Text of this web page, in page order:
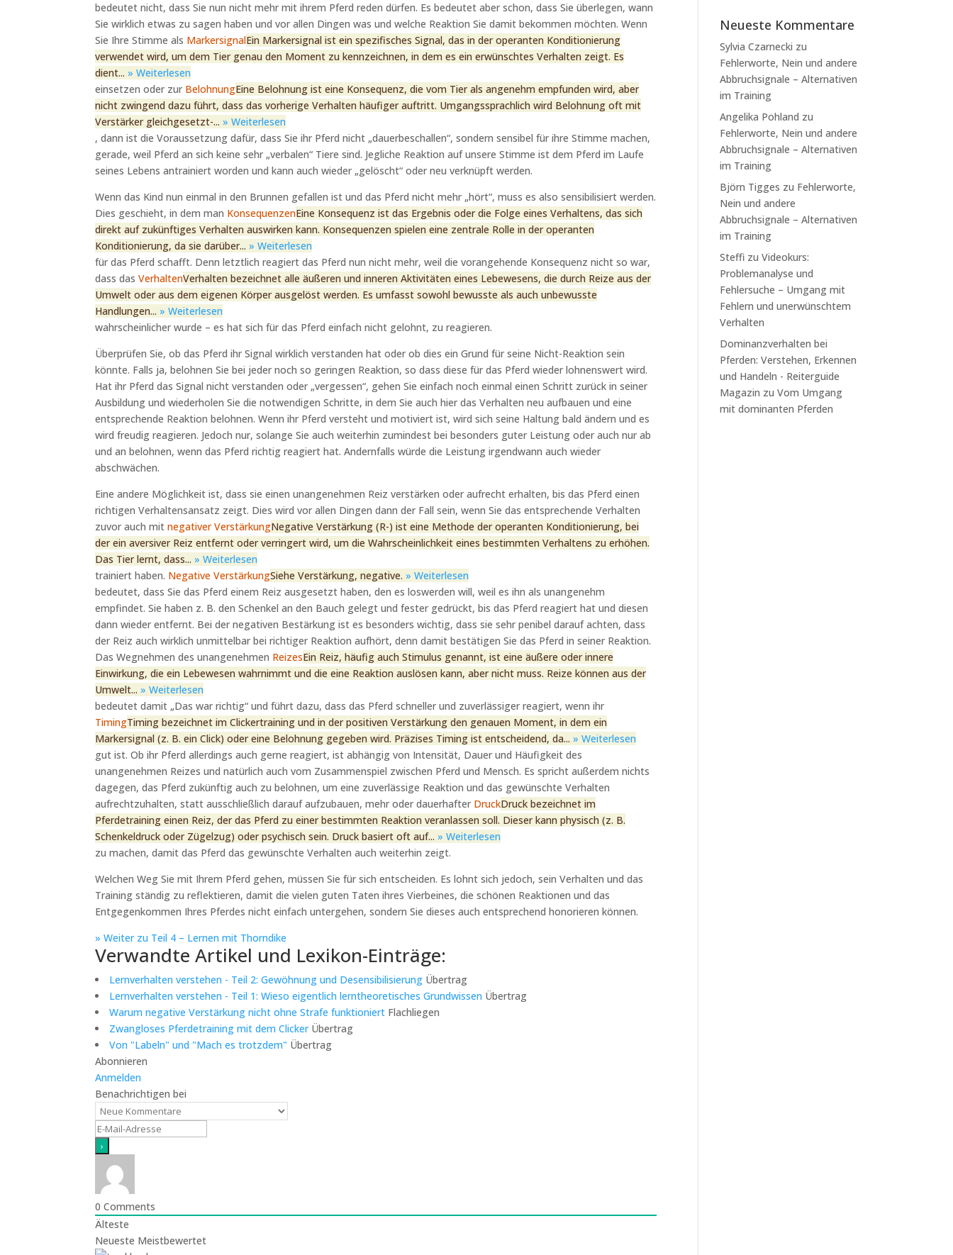
bedeutet nicht, dass Sie nun nicht mehr mit ihrem Pferd reden dürfen. Es bedeutet aber schon, dass Sie überlegen, wann
Sie wirklich etwas zu sagen haben und vor allen Dingen was und welche Reaktion Sie damit bekommen möchten. Wenn
Sie Ihre Stimme als MarkersignalEin Markersignal ist ein spezifisches Signal, das in der operanten Konditionierung
verwendet wird, um dem Tier genau den Moment zu kennzeichnen, in dem es ein erwünschtes Verhalten zeigt. Es
dient...» Weiterlesen
einsetzen oder zur BelohnungEine Belohnung ist eine Konsequenz, die vom Tier als angenehm empfunden wird, aber
nicht zwingend dazu führt, dass das vorherige Verhalten häufiger auftritt. Umgangssprachlich wird Belohnung oft mit
Verstärker gleichgesetzt-...» Weiterlesen
, dann ist die Voraussetzung dafür, dass Sie ihr Pferd nicht „dauerbeschallen“, sondern sensibel für ihre Stimme machen,
gerade, weil Pferd an sich keine sehr „verbalen“ Tiere sind. Jegliche Reaktion auf unsere Stimme ist dem Pferd im Laufe
seines Lebens antrainiert worden und kann auch wieder „gelöscht“ oder neu verknüpft werden.
Wenn das Kind nun einmal in den Brunnen gefallen ist und das Pferd nicht mehr „hört“, muss es also sensibilisiert werden.
Dies geschieht, in dem man KonsequenzenEine Konsequenz ist das Ergebnis oder die Folge eines Verhaltens, das sich
direkt auf zukünftiges Verhalten auswirken kann. Konsequenzen spielen eine zentrale Rolle in der operanten
Konditionierung, da sie darüber...» Weiterlesen
für das Pferd schafft. Denn letztlich reagiert das Pferd nun nicht mehr, weil die vorangehende Konsequenz nicht so war,
dass dasVerhaltenVerhalten bezeichnet alle äußeren und inneren Aktivitäten eines Lebewesens, die durch Reize aus der
Umwelt oder aus dem eigenen Körper ausgelöst werden. Es umfasst sowohl bewusste als auch unbewusste
Handlungen...» Weiterlesen
wahrscheinlicher wurde – es hat sich für das Pferd einfach nicht gelohnt, zu reagieren.
Überprüfen Sie, ob das Pferd ihr Signal wirklich verstanden hat oder ob dies ein Grund für seine Nicht-Reaktion sein
könnte. Falls ja, belohnen Sie bei jeder noch so geringen Reaktion, so dass diese für das Pferd wieder lohnenswert wird.
Hat ihr Pferd das Signal nicht verstanden oder „vergessen“, gehen Sie einfach noch einmal einen Schritt zurück in seiner
Ausbildung und wiederholen Sie die notwendigen Schritte, in dem Sie auch hier das Verhalten neu aufbauen und eine
entsprechende Reaktion belohnen. Wenn ihr Pferd versteht und motiviert ist, wird sich seine Haltung bald ändern und es
wird freudig reagieren. Jedoch nur, solange Sie auch weiterhin zumindest bei besonders guter Leistung oder auch nur ab
und an belohnen, wenn das Pferd richtig reagiert hat. Andernfalls würde die Leistung irgendwann auch wieder
abschwächen.
Eine andere Möglichkeit ist, dass sie einen unangenehmen Reiz verstärken oder aufrecht erhalten, bis das Pferd einen
richtigen Verhaltensansatz zeigt. Dies wird vor allen Dingen dann der Fall sein, wenn Sie das entsprechende Verhalten
zuvor auch mitnegativer VerstärkungNegative Verstärkung (R-) ist eine Methode der operanten Konditionierung, bei
der ein aversiver Reiz entfernt oder verringert wird, um die Wahrscheinlichkeit eines bestimmten Verhaltens zu erhöhen.
Das Tier lernt, dass...» Weiterlesen
trainiert haben. Negative VerstärkungSiehe Verstärkung, negative.» Weiterlesen
bedeutet, dass Sie das Pferd einem Reiz ausgesetzt haben, den es loswerden will, weil es ihn als unangenehm
empfindet. Sie haben z. B. den Schenkel an den Bauch gelegt und fester gedrückt, bis das Pferd reagiert hat und diesen
dann wieder entfernt. Bei der negativen Bestärkung ist es besonders wichtig, dass sie sehr penibel darauf achten, dass
der Reiz auch wirklich unmittelbar bei richtiger Reaktion aufhört, denn damit bestätigen Sie das Pferd in seiner Reaktion.
Das Wegnehmen des unangenehmen ReizesEin Reiz, häufig auch Stimulus genannt, ist eine äußere oder innere
Einwirkung, die ein Lebewesen wahrnimmt und die eine Reaktion auslösen kann, aber nicht muss. Reize können aus der
Umwelt...» Weiterlesen
bedeutet damit „Das war richtig“ und führt dazu, dass das Pferd schneller und zuverlässiger reagiert, wenn ihr
TimingTiming bezeichnet im Clickertraining und in der positiven Verstärkung den genauen Moment, in dem ein
Markersignal (z. B. ein Click) oder eine Belohnung gegeben wird. Präzises Timing ist entscheidend, da...» Weiterlesen
gut ist. Ob ihr Pferd allerdings auch gerne reagiert, ist abhängig von Intensität, Dauer und Häufigkeit des
unangenehmen Reizes und natürlich auch vom Zusammenspiel zwischen Pferd und Mensch. Es spricht außerdem nichts
dagegen, das Pferd zukünftig auch zu belohnen, um eine zuverlässige Reaktion und das gewünschte Verhalten
aufrechtzuhalten, statt ausschließlich darauf aufzubauen, mehr oder dauerhafter DruckDruck bezeichnet im
Pferdetraining einen Reiz, der das Pferd zu einer bestimmten Reaktion veranlassen soll. Dieser kann physisch (z. B.
Schenkeldruck oder Zügelzug) oder psychisch sein. Druck basiert oft auf...» Weiterlesen
zu machen, damit das Pferd das gewünschte Verhalten auch weiterhin zeigt.
Welchen Weg Sie mit Ihrem Pferd gehen, müssen Sie für sich entscheiden. Es lohnt sich jedoch, sein Verhalten und das
Training ständig zu reflektieren, damit die vielen guten Taten ihres Vierbeines, die schönen Reaktionen und das
Entgegenkommen Ihres Pferdes nicht einfach untergehen, sondern Sie dieses auch entsprechend honorieren können.
» Weiter zu Teil 4 – Lernen mit Thorndike
Verwandte Artikel und Lexikon-Einträge:
Lernverhalten verstehen - Teil 2: Gewöhnung und Desensibilisierung Übertrag
Lernverhalten verstehen - Teil 1: Wieso eigentlich lerntheoretisches Grundwissen Übertrag
Warum negative Verstärkung nicht ohne Strafe funktioniert Flachliegen
Zwangloses Pferdetraining mit dem ClickerÜbertrag
Von "Labeln" und "Mach es trotzdem" Übertrag
Abonnieren
Anmelden
Benachrichtigen bei
0 Comments
Älteste
Neueste Meistbewertet
Neueste Kommentare
Sylvia Czarnecki zu
Fehlerworte, Nein und andere
Abbruchsignale – Alternativen
im Training
Angelika Pohland zu
Fehlerworte, Nein und andere
Abbruchsignale – Alternativen
im Training
Björn Tigges zu Fehlerworte,
Nein und andere
Abbruchsignale – Alternativen
im Training
Steffi zuVideokurs:
Problemanalyse und
Fehlersuche – Umgang mit
Fehlern und unerwünschtem
Verhalten
Dominanzverhalten bei
Pferden: Verstehen, Erkennen
und Handeln - Reiterguide
Magazin zuVom Umgang
mit dominanten Pferden